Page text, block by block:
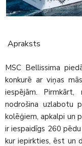
Apraksts
MSC Bellissima
konkurē ar viņas
iespējām.
nodrošina uzlabotu
kolēģiem, apkalpi un
ir iespaidīgs 260
kur iepirkties, ēst un